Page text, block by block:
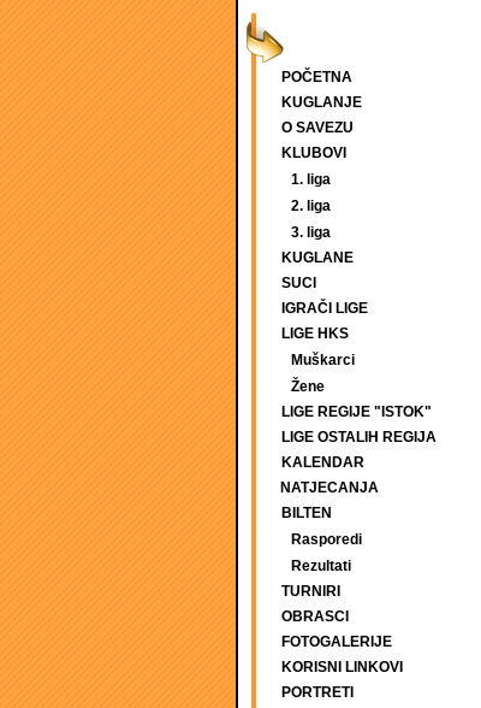
POČETNA
KUGLANJE
O SAVEZU
KLUBOVI
1. liga
2. liga
3. liga
KUGLANE
SUCI
IGRAČI LIGE
LIGE HKS
Muškarci
Žene
LIGE REGIJE "ISTOK"
LIGE OSTALIH REGIJA
KALENDAR
NATJECANJA
BILTEN
Rasporedi
Rezultati
TURNIRI
OBRASCI
FOTOGALERIJE
KORISNI LINKOVI
PORTRETI